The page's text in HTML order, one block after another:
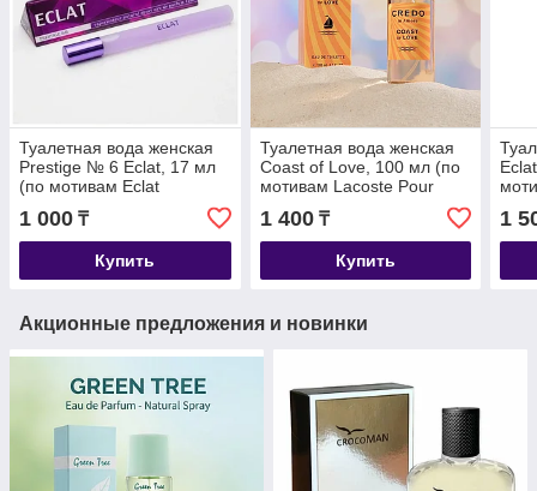
Туалетная вода женская
Prestige № 6 Eclat, 17 мл
(по мотивам Eclat
A`Arpege (Lanvin)
1 000 ₸
Купить
Туалетная вода женская
Coast of Love, 100 мл (по
мотивам Lacoste Pour
Femme (Lacoste)
1 400₸
Купить
1
Акционные предложения и новинки